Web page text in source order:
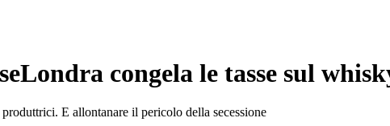
congela le tasse sul
E allontanare il pericolo della secessione